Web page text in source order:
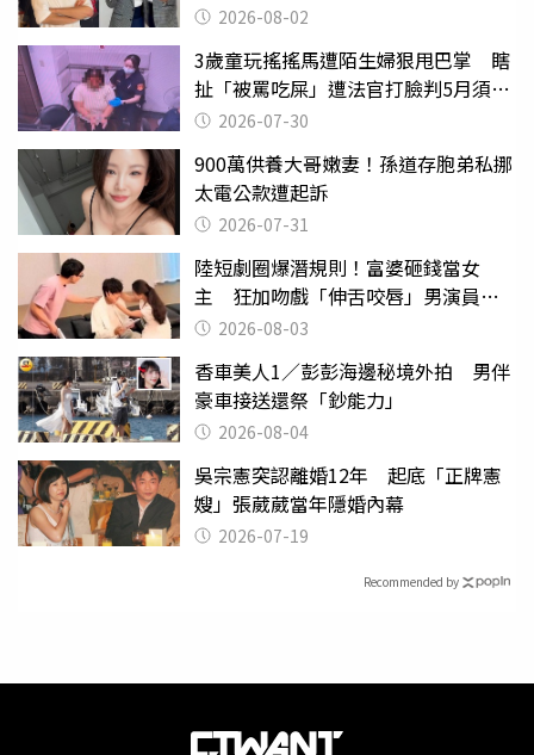
2026-08-02
3歲童玩搖搖馬遭陌生婦狠甩巴掌 瞎
扯「被罵吃屎」遭法官打臉判5月須入
監 2026-07-30
900萬供養大哥嫩妻！孫道存胞弟私挪
太電公款遭起訴
2026-07-31
陸短劇圈爆潛規則！富婆砸錢當女
主 狂加吻戲「伸舌咬唇」男演員崩
潰 2026-08-03
香車美人1／彭彭海邊秘境外拍 男伴
豪車接送還祭「鈔能力」
2026-08-04
吳宗憲突認離婚12年 起底「正牌憲
嫂」張葳葳當年隱婚內幕
2026-07-19
Recommended by